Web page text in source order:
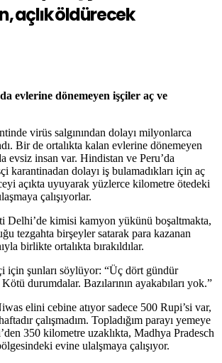
açlık öldürecek
evlerine dönemeyen işçiler aç ve
virüs salgınından dolayı milyonlarca
Bir de ortalıkta kalan evlerine dönemeyen
evsiz insan var. Hindistan ve Peru’da
karantinadan dolayı iş bulamadıkları için aç
açıkta uyuyarak yüzlerce kilometre ötedeki
çalışıyorlar.
Delhi’de kimisi kamyon yükünü boşaltmakta,
tezgahta birşeyler satarak para kazanan
birlikte ortalıkta bırakıldılar.
için şunları söylüyor: “Üç dört gündür
durumdalar. Bazılarının ayakabıları yok.”
elini cebine atıyor sadece 500 Rupi’si var,
çalışmadım. Topladığım parayı yemeye
350 kilometre uzaklıkta, Madhya Pradesch
evine ulalşmaya çalışıyor.